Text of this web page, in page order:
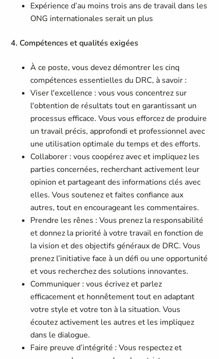
Expérience d’au moins trois ans de travail dans les
ONG internationales serait un plus
4. Compétences et qualités exigées
À ce poste, vous devez démontrer les cinq
compétences essentielles du DRC, à savoir :
Viser l'excellence : vous vous concentrez sur
l'obtention de résultats tout en garantissant un
processus efficace. Vous vous efforcez de produire
un travail précis, approfondi et professionnel avec
une utilisation optimale du temps et des efforts.
Collaborer : vous coopérez avec et impliquez les
parties concernées, recherchant activement leur
opinion et partageant des informations clés avec
elles. Vous soutenez et faites confiance aux
autres, tout en encourageant les commentaires.
Prendre les rênes : Vous prenez la responsabilité
et donnez la priorité à votre travail en fonction de
la vision et des objectifs généraux de DRC. Vous
prenez l’initiative face à un défi ou une opportunité
et vous recherchez des solutions innovantes.
Communiquer : vous écrivez et parlez
efficacement et honnêtement tout en adaptant
votre style et votre ton à la situation. Vous
écoutez activement les autres et les impliquez
dans le dialogue.
Faire preuve d’intégrité : Vous respectez et